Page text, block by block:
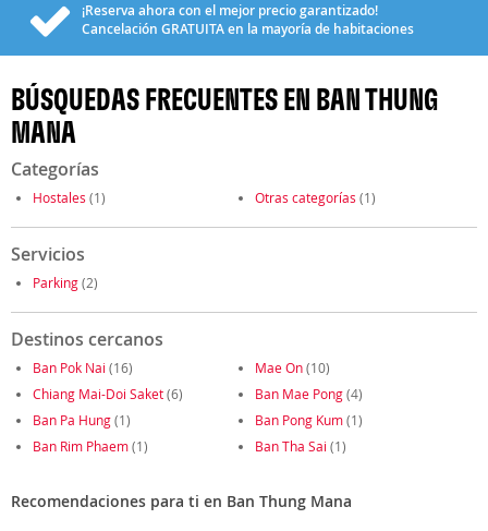
¡Reserva ahora con el mejor precio garantizado!
Cancelación GRATUITAen la mayoría de habitaciones
BÚSQUEDAS FRECUENTES EN BAN THUNG
MANA
Categorías
Hostales (1) Otras categorías (1)
Servicios
Parking(2)
Destinos cercanos
Ban Pok Nai (16) Mae On(10)
Chiang Mai-Doi Saket(6) Ban Mae Pong(4)
Ban Pa Hung(1) Ban Pong Kum(1)
Ban Rim Phaem(1) Ban Tha Sai (1)
Recomendaciones para ti en Ban Thung Mana